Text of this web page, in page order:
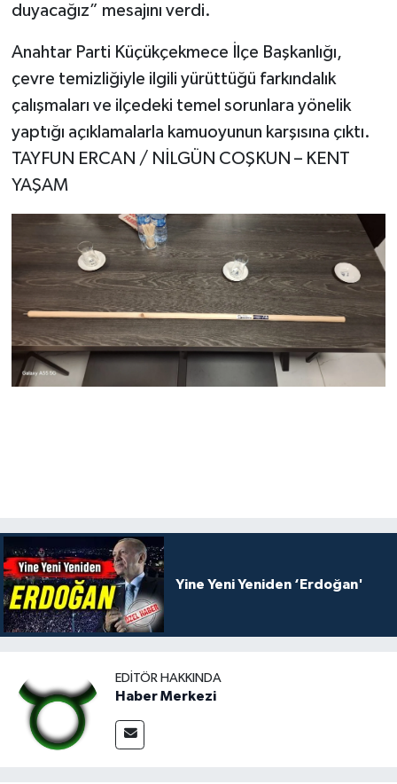
duyacağız” mesajını verdi.
Anahtar Parti Küçükçekmece İlçe Başkanlığı,
çevre temizliğiyle ilgili yürüttüğü farkındalık
çalışmaları ve ilçedeki temel sorunlara yönelik
yaptığı açıklamalarla kamuoyunun karşısına çıktı.
TAYFUN ERCAN / NİLGÜN COŞKUN – KENT
YAŞAM
Yine Yeni Yeniden ‘Erdoğan'
EDITÖR HAKKINDA
Haber Merkezi